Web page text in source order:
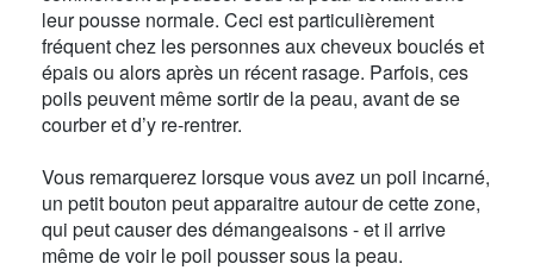
leur pousse normale. Ceci est particulièrement
fréquent chez les personnes aux cheveux bouclés et
épais ou alors après un récent rasage. Parfois, ces
poils peuvent même sortir de la peau, avant de se
courber et d’y re-rentrer.
Vous remarquerez lorsque vous avez un poil incarné,
un petit bouton peut apparaitre autour de cette zone,
qui peut causer des démangeaisons - et il arrive
même de voir le poil pousser sous la peau.